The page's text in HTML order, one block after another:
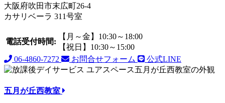
大阪府吹田市末広町26-4
カサリベーラ 311号室
電話受付時間:
【月～金】10:30～18:00
【祝日】10:30～15:00
06-4860-7272
お問合せフォーム 公式LINE
五月が丘西教室